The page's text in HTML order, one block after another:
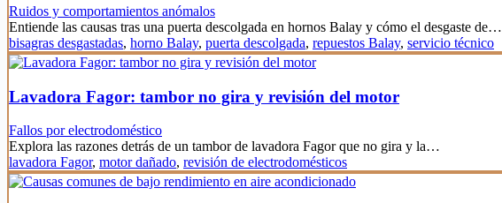
Ruidos y comportamientos anómalos
Entiende las causas tras una puerta descolgada en hornos Balay y cómo el desgaste de…
bisagras desgastadas, horno Balay, puerta descolgada, repuestos Balay, servicio técnico
Lavadora Fagor: tambor no gira y revisión del motor
Fallos por electrodoméstico
Explora las razones detrás de un tambor de lavadora Fagor que no gira y la…
lavadora Fagor, motor dañado, revisión de electrodomésticos